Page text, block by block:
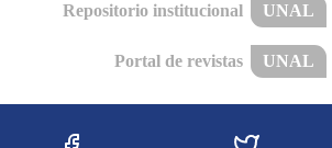
Repositorio institucional UNAL
Portal de revistas UNAL